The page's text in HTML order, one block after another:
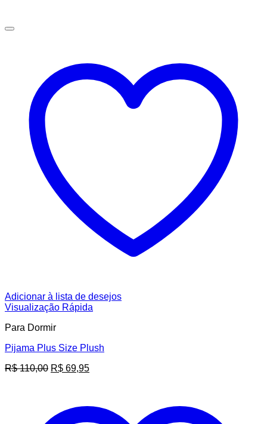
Adicionar à lista de desejos
Visualização Rápida
Para Dormir
Pijama Plus Size Plush
R$110,00 O
R$ 110,00.
R$ 69,95O
R$ 69,95.